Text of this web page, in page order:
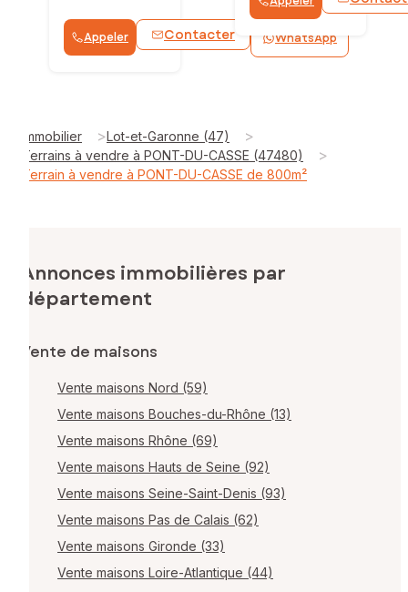
Appeler Contacter WhatsApp
Immobilier >Lot-et-Garonne (47) >
Terrains à vendre à PONT-DU-CASSE (47480) >
Terrain à vendre à PONT-DU-CASSE de 800m²
Annonces immobilières par
département
Vente de maisons
Vente maisons Nord (59)
Vente maisons Bouches-du-Rhône (13)
Vente maisons Rhône (69)
Vente maisons Hauts de Seine (92)
Vente maisons Seine-Saint-Denis (93)
Vente maisons Pas de Calais (62)
Vente maisons Gironde (33)
Vente maisons Loire-Atlantique (44)